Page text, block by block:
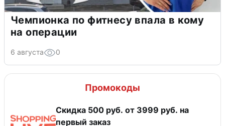
Чемпионка по фитнесу впала в кому
на операции
6 августа 0
Промокоды
Скидка 500 руб. от 3999 руб. на
первый заказ